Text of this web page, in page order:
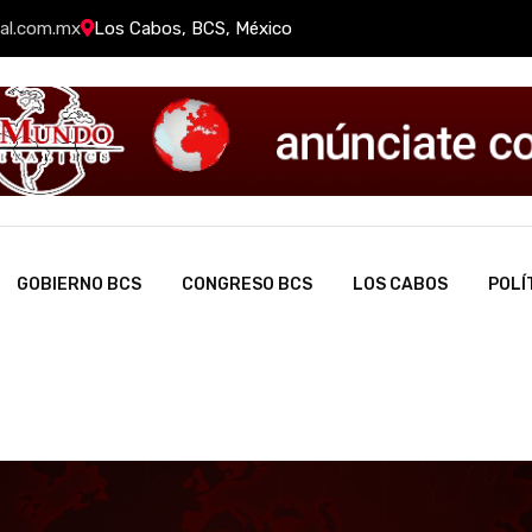
Los Cabos, BCS, México
GOBIERNO BCS CONGRESO BCS LOS CABOS